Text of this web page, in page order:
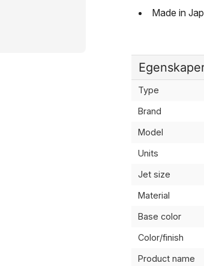
Made in
Type
Brand
Model
Units
Jet size
Material
Base color
Color/finish
Product name